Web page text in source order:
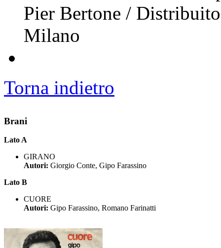
Pier Bertone /
Milano
Torna indietro
Brani
Lato A
GIRANO
Autori: Giorgio Conte, Gipo Farassino
Lato B
CUORE
Autori: Gipo Farassino, Romano Farinatti